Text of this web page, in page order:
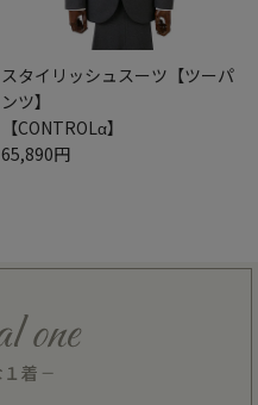
スタイリッシュスーツ【ツーパ
ンツ】
【CONTROLα】
65,890円